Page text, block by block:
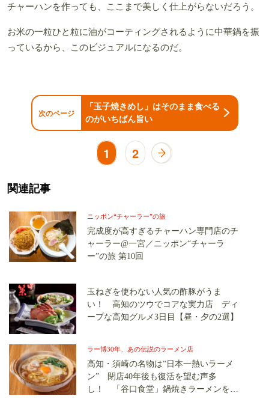
チャーハンを作っても、ここまで美しく仕上がらないだろう。
お米の一粒ひと粒に油がコーティングされるように中華鍋を振
っているから、このビジュアルになるのだ。
次のページ
「玉子焼きめし」はそのまま食べる
のがいちばん旨い
1 2
関連記事
ニッポン“チャーラー”の旅
完成度が高すぎるチャーハン専門店のチ
ャーラー@一宮／ニッポン“チャーラ
ー”の旅 第10回
玉ねぎを使わない人気の酢豚がうま
い！ 高知のツウでコアな実力店 ディ
ープな高知グルメ3日目【昼・夕の2選】
ラー博30年、あの伝説のラーメン店
高知・須崎の名物は“日本一熱いラーメ
ン” 閉店40年後も復活を望む声多
し！ 「谷口食堂」鍋焼きラーメンを再